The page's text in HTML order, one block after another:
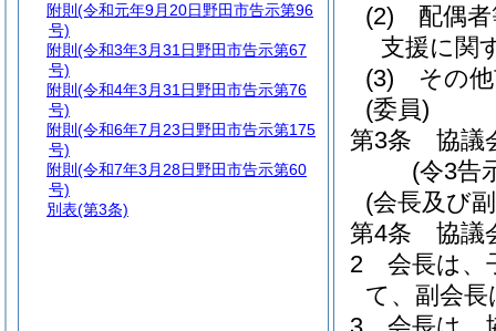
(2)
配偶
支援に関
(3)
その
(委員)
第3条
協議
(令3告
(会長及び
第4条
協議
2
会長は、
て、副会
附則 (令和元年9月20日野田市告示第96
号)
附則 (令和3年3月31日野田市告示第67
号)
附則 (令和4年3月31日野田市告示第76
号)
附則 (令和6年7月23日野田市告示第175
号)
附則 (令和7年3月28日野田市告示第60
号)
別表(第3条)